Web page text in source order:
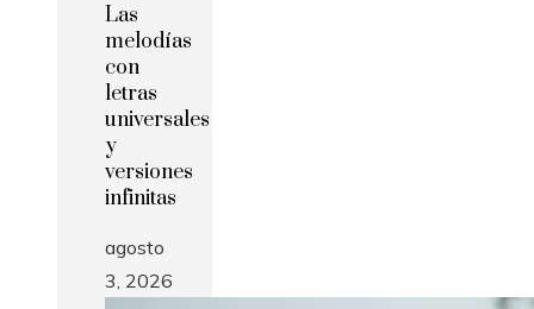
Las
melodías
con
letras
universales
y
versiones
infinitas
agosto
3, 2026